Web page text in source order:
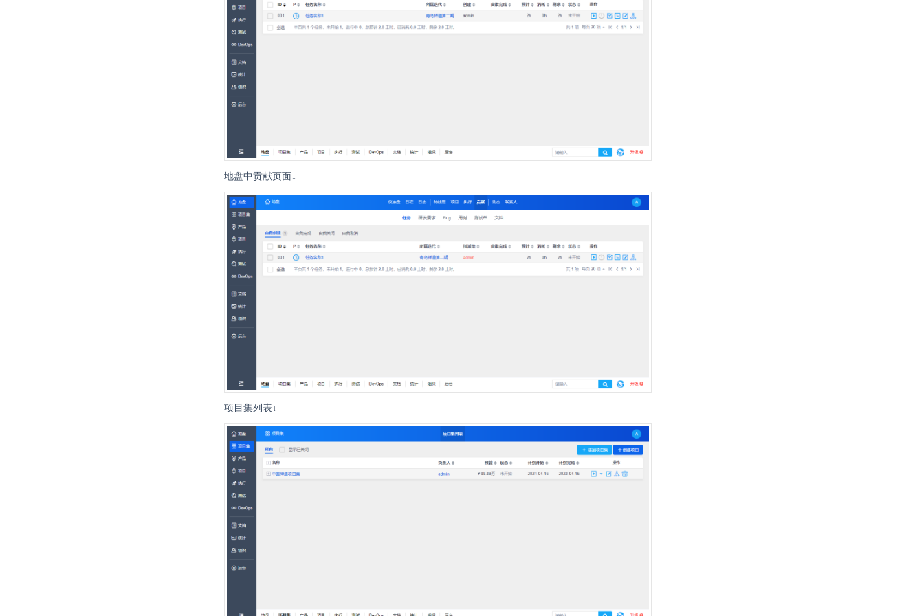
地盘中贡献页面↓
项目集列表↓